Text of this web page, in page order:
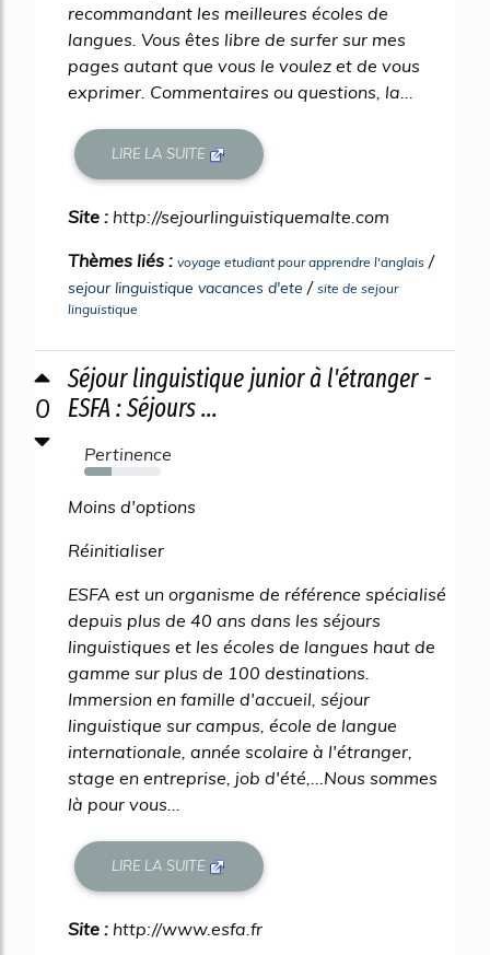
recommandant les meilleures écoles de
langues. Vous êtes libre de surfer sur mes
pages autant que vous le voulez et de vous
exprimer. Commentaires ou questions, la...
LIRE LA SUITE
Site : http://sejourlinguistiquemalte.com
Thèmes liés : voyage etudiant pour apprendre l'anglais /
sejour linguistique vacances d'ete / site de sejour
linguistique
0
Séjour linguistique junior à l'étranger -
ESFA : Séjours ...
Pertinence
35%
Moins d'options
Réinitialiser
ESFA est un organisme de référence spécialisé
depuis plus de 40 ans dans les séjours
linguistiques et les écoles de langues haut de
gamme sur plus de 100 destinations.
Immersion en famille d'accueil, séjour
linguistique sur campus, école de langue
internationale, année scolaire à l'étranger,
stage en entreprise, job d'été,...Nous sommes
là pour vous...
LIRE LA SUITE
Site : http://www.esfa.fr